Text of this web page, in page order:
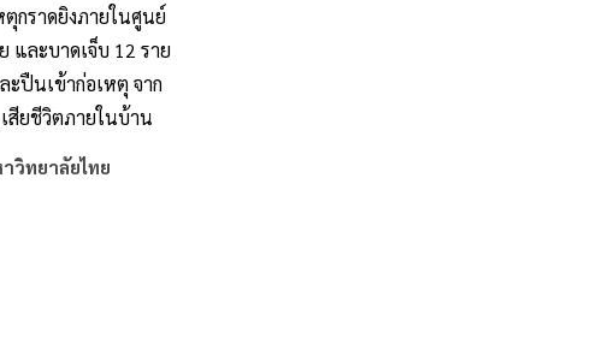
กราดยิงภายในศูนย์
และบาดเจ็บ 12 ราย
ะปืนเข้าก่อเหตุ จาก
เสียชีวิตภายในบ้าน
วิทยาลัยไทย